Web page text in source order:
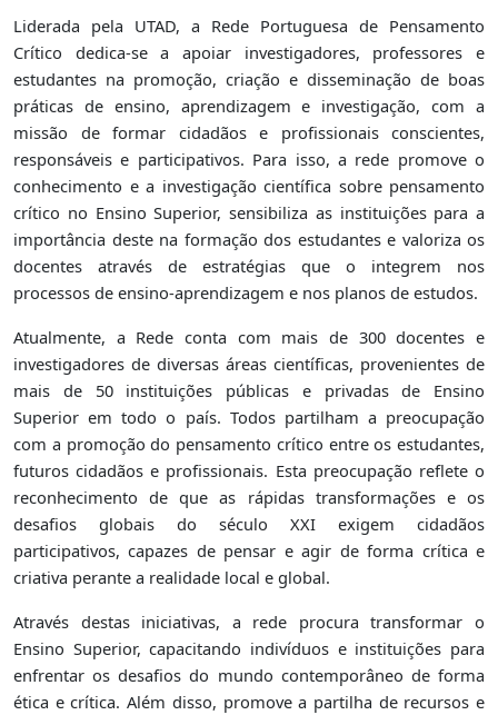
Liderada pela UTAD, a Rede Portuguesa de Pensamento
Crítico dedica-se a apoiar investigadores, professores e
estudantes na promoção, criação e disseminação de boas
práticas de ensino, aprendizagem e investigação, com a
missão de formar cidadãos e profissionais conscientes,
responsáveis e participativos. Para isso, a rede promove o
conhecimento e a investigação científica sobre pensamento
crítico no Ensino Superior, sensibiliza as instituições para a
importância deste na formação dos estudantes e valoriza os
docentes através de estratégias que o integrem nos
processos de ensino-aprendizagem e nos planos de estudos.
Atualmente, a Rede conta com mais de 300 docentes e
investigadores de diversas áreas científicas, provenientes de
mais de 50 instituições públicas e privadas de Ensino
Superior em todo o país. Todos partilham a preocupação
com a promoção do pensamento crítico entre os estudantes,
futuros cidadãos e profissionais. Esta preocupação reflete o
reconhecimento de que as rápidas transformações e os
desafios globais do século XXI exigem cidadãos
participativos, capazes de pensar e agir de forma crítica e
criativa perante a realidade local e global.
Através destas iniciativas, a rede procura transformar o
Ensino Superior, capacitando indivíduos e instituições para
enfrentar os desafios do mundo contemporâneo de forma
ética e crítica. Além disso, promove a partilha de recursos e